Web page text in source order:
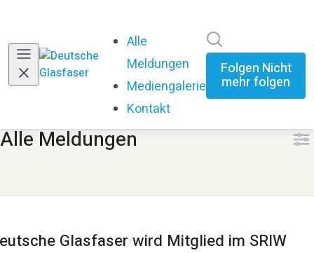
Alle
Meldungen (current)
Mediengalerie
Kontakt
Folgen Nicht
mehr folgen
Alle Meldungen
Glasfaser wird Mitglied im SRIW